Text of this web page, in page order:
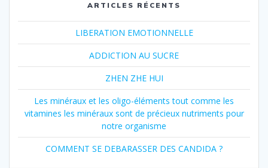
ARTICLES RÉCENTS
LIBERATION EMOTIONNELLE
ADDICTION AU SUCRE
ZHEN ZHE HUI
Les minéraux et les oligo-éléments tout comme les
vitamines les minéraux sont de précieux nutriments pour
notre organisme
COMMENT SE DEBARASSER DES CANDIDA ?